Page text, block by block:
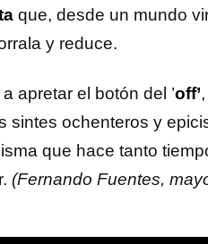
que, desde un mundo
y reduce.
apretar el botón del ’off’
sintes ochenteros y
que hace tanto
(Fernando Fuentes,